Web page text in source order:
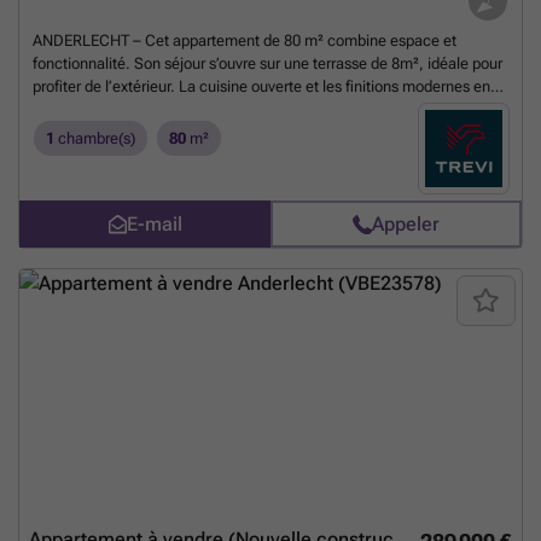
ANDERLECHT – Cet appartement de 80 m² combine espace et
fonctionnalité. Son séjour s’ouvre sur une terrasse de 8m², idéale pour
profiter de l’extérieur. La cuisine ouverte et les finitions modernes en
font un bien fonctionnel et agréable à vivre. Idéal pour une première
acquisition ou un investissement locatif. PEB estimé A : Chauffage au
sol, pompe à chaleur, double flux, triple vitrage. Contactez-nous pour
planifier un rendez-vous et découvrir le projet ! Les mesures sont
données à titre indicatif. Possibilité tva 6% + abattement.En savoir
1 chambre(s) 80 m²
E-mail Appeler